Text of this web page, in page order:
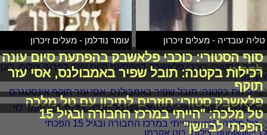
טליה עובדיה - מעלים זיכרון עומר נודלמן - מעלים זיכרון
סוף הסטורי: כוכבי פלאשבק בהפתעת סיום עונה
לפרוגי
רכילות בקטנה: תובל שפיר באמבולנס, אסי עזר
תוקף
פלאשבק סטורי: חוזרים לתיכון עם טל מלכה
טל מלכה: "הייתי במרכז החבורה ובגיל 15
הפכתי לביישן"